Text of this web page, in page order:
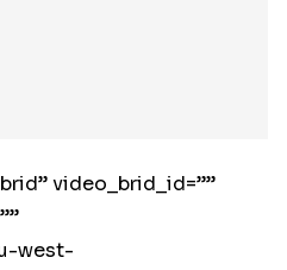
video_brid_id=””
west-